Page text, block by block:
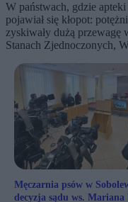
W państwach, gdzie
pojawiał się kłopot:
zyskiwały dużą przewagę
Stanach Zjednoczonych,
Męczarnia psów w
decyzja sądu ws. Mariana